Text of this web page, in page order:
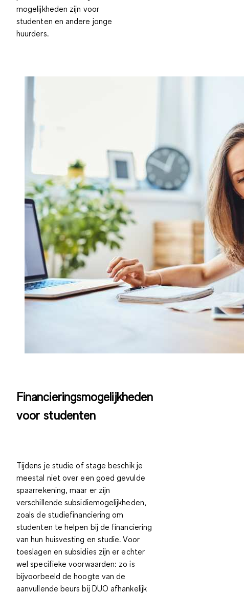
mogelijkheden zijn voor
studenten en andere jonge
huurders.
Financieringsmogelijkheden
voor studenten
Tijdens je studie of stage beschik je
meestal niet over een goed gevulde
spaarrekening, maar er zijn
verschillendesubsidiemogelijkheden,
zoals de studiefinanciering om
studenten te helpen bij de financiering
van hun huisvesting en studie. Voor
toeslagen en subsidies zijn er echter
wel specifieke voorwaarden: zo is
bijvoorbeeld de hoogte vande
aanvullende beurs bij DUO afhankelijk